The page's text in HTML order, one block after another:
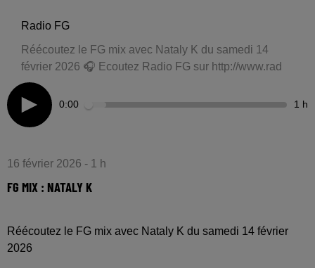
Radio FG
Réécoutez le FG mix avec Nataly K du samedi 14
février 2026 🎧 Ecoutez Radio FG sur http://www.rad
0:00 1 h
16 février 2026 - 1 h
FG MIX : NATALY K
Réécoutez le FG mix avec Nataly K du samedi 14 février
2026